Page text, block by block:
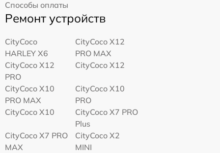
Способы оплаты
Ремонт устройств
CityCoco
HARLEY X6
CityCoco X12
PRO MAX
CityCoco X12
PRO
CityCoco X12
CityCoco X10
PRO MAX
CityCoco X10
PRO
CityCoco X10
CityCoco X7 PRO
Plus
CityCoco X7 PRO
MAX
CityCoco X2
MINI